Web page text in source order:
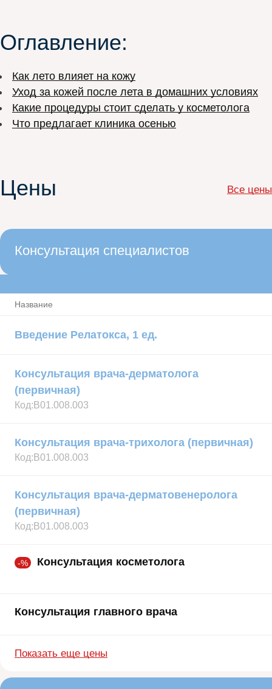
Оглавление:
Как лето влияет на кожу
Уход за кожей после лета в домашних условиях
Какие процедуры стоит сделать у косметолога
Что предлагает клиника осенью
Цены Все цены
Консультация специалистов
Название
Введение Релатокса, 1 ед.
Консультация врача-дерматолога
(первичная)
Код: В01.008.003
Консультация врача-трихолога (первичная)
Код: В01.008.003
Консультация врача-дерматовенеролога
(первичная)
Код: В01.008.003
-% Консультация косметолога
Консультация главного врача
Показать еще цены